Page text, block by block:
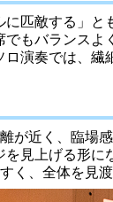
匹敵する」と
もバランスよ
演奏では、繊
が近く、臨場感
見上げる形に
く、全体を見